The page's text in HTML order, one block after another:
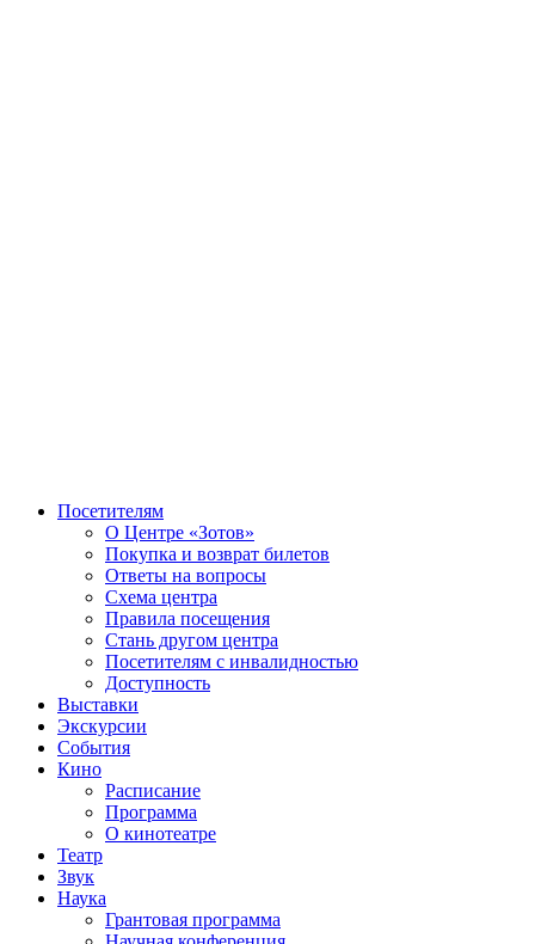
Посетителям
О Центре «Зотов»
Покупка и возврат билетов
Ответы на вопросы
Схема центра
Правила посещения
Стань другом центра
Посетителям с инвалидностью
Доступность
Выставки
Экскурсии
События
Кино
Расписание
Программа
О кинотеатре
Театр
Звук
Наука
Грантовая программа